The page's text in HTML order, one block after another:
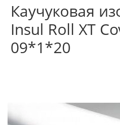
Каучуковая
Insul Roll XT
09*1*20